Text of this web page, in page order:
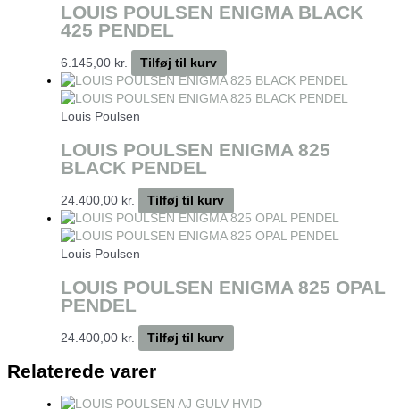
LOUIS POULSEN ENIGMA BLACK
425 PENDEL
6.145,00 kr. Tilføj til kurv
Louis Poulsen
LOUIS POULSEN ENIGMA 825
BLACK PENDEL
24.400,00 kr. Tilføj til kurv
Louis Poulsen
LOUIS POULSEN ENIGMA 825 OPAL
PENDEL
24.400,00 kr. Tilføj til kurv
Relaterede varer